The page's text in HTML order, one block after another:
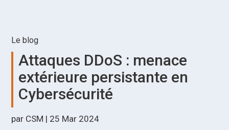
Le blog
Attaques DDoS : menace
extérieure persistante en
Cybersécurité
par CSM | 25 Mar 2024